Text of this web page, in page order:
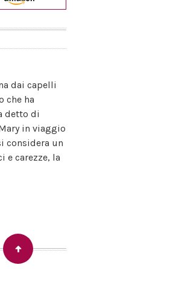
dai capelli
che ha
detto di
in viaggio
considera un
e carezze, la